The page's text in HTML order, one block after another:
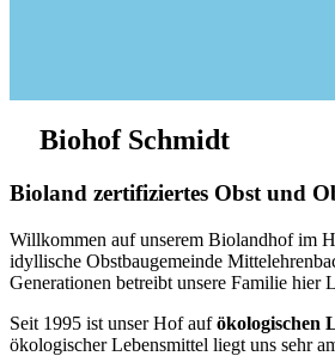
Biohof Schmidt
Bioland zertifiziertes Obst und
Willkommen auf unserem Biolandhof im
idyllische Obstbaugemeinde
Generationen betreibt unsere Familie hier
Seit 1995 ist unser Hof aufökologischen
ökologischer Lebensmittel liegt uns sehr